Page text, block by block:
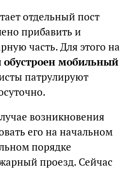
отдельный пост
прибавить и
часть. Для этого на
обустроен мобильный
патрулируют
возникновения
его на начальном
порядке
проезд. Сейчас